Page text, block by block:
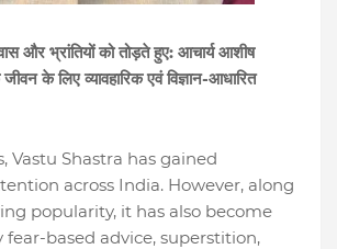
और भ्रांतियों को तोड़ते हुए: आचार्य आशीष
जीवन के लिए व्यावहारिक एवं विज्ञान-आधारित
Vastu Shastra has gained
across India. However, along
popularity, it has also become
based advice, superstition,